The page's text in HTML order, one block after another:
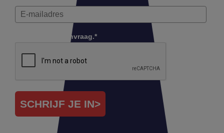
Controleer je aanvraag.*
SCHRIJF JE IN>